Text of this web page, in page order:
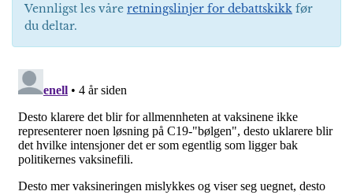
Vennligst les våre retningslinjer for debattskikk før
du deltar.